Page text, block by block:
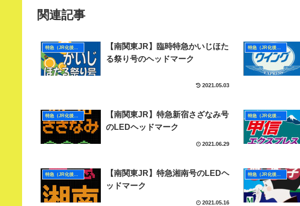
関連記事
特急（JR化後・南関東）
【南関東JR】臨時特急かいじほた
る祭り号のヘッドマーク
2021.05.03
特急（JR化後・南関東）
特急（JR化後・南関東）
【南関東JR】特急新宿さざなみ号
のLEDヘッドマーク
2021.06.29
特急（JR化後・南関東）
特急（JR化後・南関東）
【南関東JR】特急湘南号のLEDヘ
ッドマーク
2021.05.16
特急（JR化後・南関東）